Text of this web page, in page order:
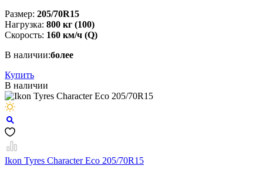
Размер: 205/70R15
Нагрузка: 800 кг (100)
Скорость: 160 км/ч (Q)
В наличии:более
Купить
В наличии
Ikon Tyres Character Eco 205/70R15